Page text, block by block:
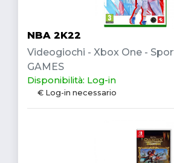
NBA 2K22
Videogiochi - Xbox One -
GAMES
Disponibilità: Log-in
€ Log-in necessario